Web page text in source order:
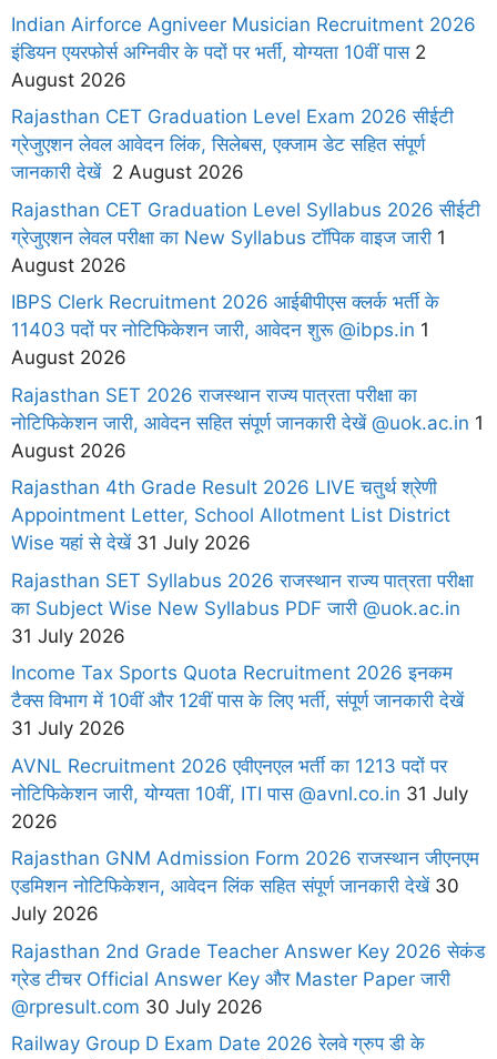
Indian Airforce Agniveer Musician Recruitment 2026
इंडियन एयरफोर्स अग्निवीर के पदों पर भर्ती, योग्यता 10वीं पास2
August 2026
Rajasthan CET Graduation Level Exam 2026 सीईटी
ग्रेजुएशन लेवल आवेदन लिंक, सिलेबस, एक्जाम डेट सहित संपूर्ण
जानकारी देखें 2 August 2026
Rajasthan CET Graduation Level Syllabus 2026 सीईटी
ग्रेजुएशन लेवल परीक्षा का New Syllabus टॉपिक वाइज जारी 1
August 2026
IBPS Clerk Recruitment 2026 आईबीपीएस क्लर्क भर्ती के
11403 पदों पर नोटिफिकेशन जारी, आवेदन शुरू @ibps.in 1
August 2026
Rajasthan SET 2026 राजस्थान राज्य पात्रता परीक्षा का
नोटिफिकेशन जारी, आवेदन सहित संपूर्ण जानकारी देखें @uok.ac.in 1
August 2026
Rajasthan 4th Grade Result 2026 LIVE चतुर्थ श्रेणी
Appointment Letter, School Allotment List District
Wise यहां से देखें31 July 2026
Rajasthan SET Syllabus 2026 राजस्थान राज्य पात्रता परीक्षा
का Subject Wise New Syllabus PDF जारी @uok.ac.in
31 July 2026
Income Tax Sports Quota Recruitment 2026 इनकम
टैक्स विभाग में 10वीं और 12वीं पास के लिए भर्ती, संपूर्ण जानकारी देखें
31 July 2026
AVNL Recruitment 2026 एवीएनएल भर्ती का 1213 पदों पर
नोटिफिकेशन जारी, योग्यता 10वीं, ITI पास @avnl.co.in 31 July
2026
Rajasthan GNM Admission Form 2026 राजस्थान जीएनएम
एडमिशन नोटिफिकेशन, आवेदन लिंक सहित संपूर्ण जानकारी देखें30
July 2026
Rajasthan 2nd Grade Teacher Answer Key 2026 सेकंड
ग्रेड टीचर Official Answer Key और Master Paper जारी
@rpresult.com 30 July 2026
Railway Group D Exam Date 2026 रेलवे ग्रुप डी के